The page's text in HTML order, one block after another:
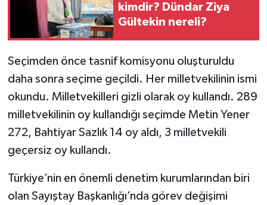
kimdir? Dündar Ziya
Gültekin nereli?
Seçimden önce tasnif komisyonu oluşturuldu
daha sonra seçime geçildi. Her milletvekilinin ismi
okundu. Milletvekilleri gizli olarak oy kullandı. 289
milletvekilinin oy kullandığı seçimde Metin Yener
272, Bahtiyar Sazlık 14 oy aldı, 3 milletvekili
geçersiz oy kullandı.
Türkiye’nin en önemli denetim kurumlarından biri
olan Sayıştay Başkanlığı’nda görev değişimi